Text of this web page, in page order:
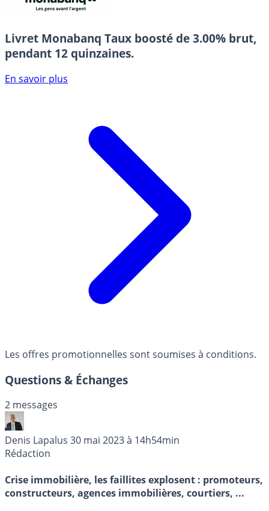
Livret Monabanq Taux boosté de 3.00% brut,
pendant 12 quinzaines.
En savoir plus
Les offres promotionnelles sont soumises à conditions.
Questions & Échanges
2 messages
Denis Lapalus 30 mai 2023 à 14h54min
Rédaction
Crise immobilière, les faillites explosent : promoteurs,
constructeurs, agences immobilières, courtiers, ...